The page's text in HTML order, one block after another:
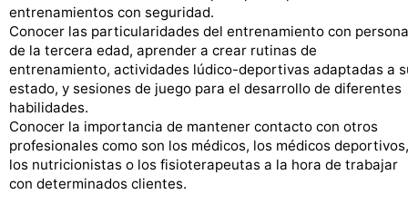
entrenamientos con seguridad.
Conocer las particularidades del entrenamiento con
de la tercera edad, aprender a crear rutinas de
entrenamiento, actividades lúdico-deportivas adaptadas a
estado, y sesiones de juego para el desarrollo de diferentes
habilidades.
Conocer la importancia de mantener contacto con otros
profesionales como son los médicos, los médicos deportivos,
los nutricionistas o los fisioterapeutas a la hora de trabajar
con determinados clientes.